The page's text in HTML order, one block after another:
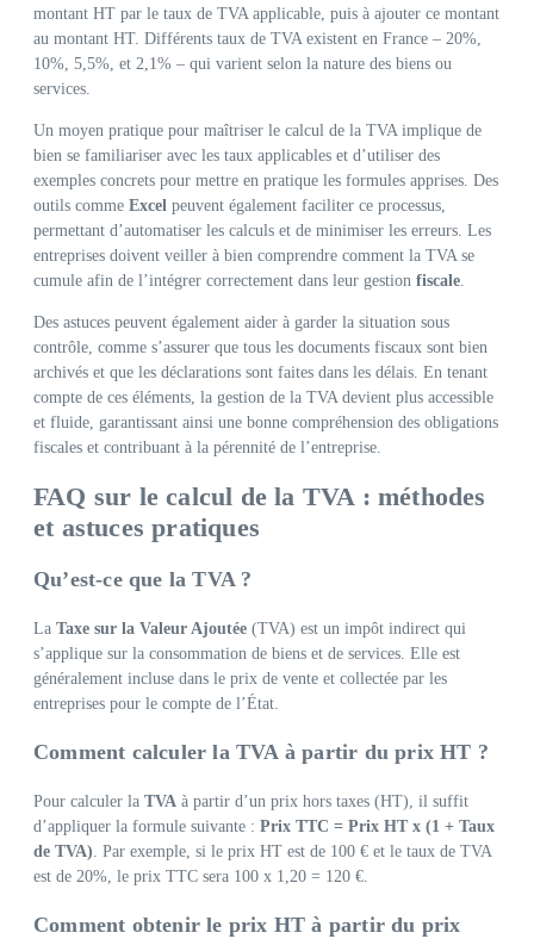
montant HT par le taux de TVA applicable, puis à ajouter ce montant
au montant HT. Différents taux de TVA existent en France – 20%,
10%, 5,5%, et 2,1% – qui varient selon la nature des biens ou
services.
Un moyen pratique pour maîtriser le calcul de la TVA implique de
bien se familiariser avec les taux applicables et d’utiliser des
exemples concrets pour mettre en pratique les formules apprises. Des
outils comme Excel peuvent également faciliter ce processus,
permettant d’automatiser les calculs et de minimiser les erreurs. Les
entreprises doivent veiller à bien comprendre comment la TVA se
cumule afin de l’intégrer correctement dans leur gestion fiscale
Des astuces peuvent également aider à garder la situation sous
contrôle, comme s’assurer que tous les documents fiscaux sont bien
archivés et que les déclarations sont faites dans les délais. En tenant
compte de ces éléments, la gestion de la TVA devient plus accessible
et fluide, garantissant ainsi une bonne compréhension des obligations
fiscales et contribuant à la pérennité de l’entreprise.
FAQ sur le calcul de la TVA : méthodes
et astuces pratiques
Qu’est-ce que la TVA ?
La Taxe sur la Valeur Ajoutée (TVA) est un impôt indirect qui
s’applique sur la consommation de biens et de services. Elle est
généralement incluse dans le prix de vente et collectée par les
entreprises pour le compte de l’État.
Comment calculer la TVA à partir du prix HT ?
Pour calculer la TVA à partir d’un prix hors taxes (HT), il suffit
d’appliquer la formule suivante : Prix TTC = Prix HT x (1 + Taux
de TVA). Par exemple, si le prix HT est de 100 € et le taux de TVA
est de 20%, le prix TTC sera 100 x 1,20 = 120 €.
Comment obtenir le prix HT à partir du prix